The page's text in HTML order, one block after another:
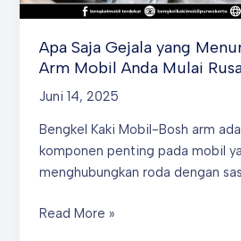
Apa Saja Gejala yang
Arm Mobil Anda Mulai
Juni 14, 2025
Bengkel Kaki Mobil-Bosh arm
komponen penting pada mobil
menghubungkan roda dengan
Apa
Read More »